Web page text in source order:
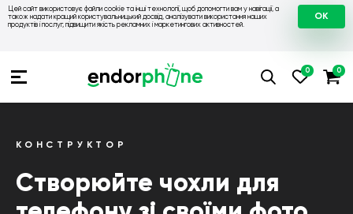
Цей сайт використовує файли cookie та інші технології, щоб допомогти вам у навігації, а
також надати кращий користувальницький досвід, аналізувати використання наших
продуктів і послуг, підвищити якість рекламних і маркетингових активностей.
OK
КОНСТРУКТОР
Створюйте чохли для